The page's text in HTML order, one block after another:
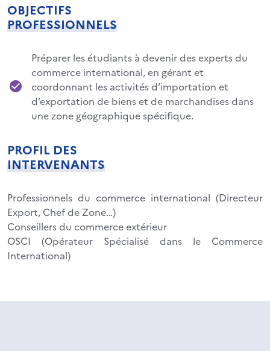
OBJECTIFS
PROFESSIONNELS
Préparer les étudiants à devenir des experts du
commerce international, en gérant et
coordonnant les activités d’importation et
d’exportation de biens et de marchandises dans
une zone géographique spécifique.
PROFIL DES
INTERVENANTS
Professionnels du commerce international (Directeur
Export, Chef de Zone…)
Conseillers du commerce extérieur
OSCI (Opérateur Spécialisé dans le Commerce
International)